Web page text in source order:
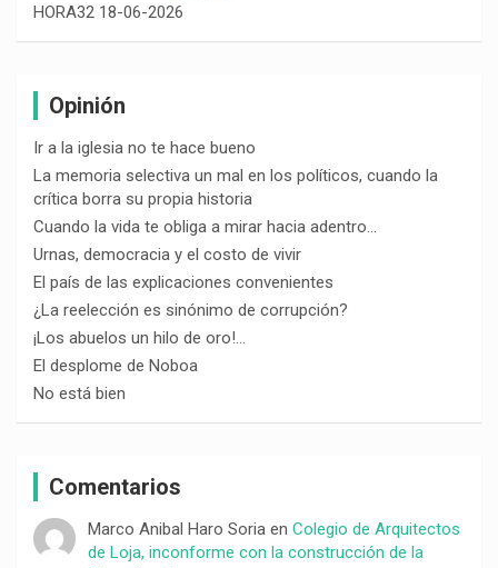
HORA32 18-06-2026
Opinión
Ir a la iglesia no te hace bueno
La memoria selectiva un mal en los políticos, cuando la
crítica borra su propia historia
Cuando la vida te obliga a mirar hacia adentro…
Urnas, democracia y el costo de vivir
El país de las explicaciones convenientes
¿La reelección es sinónimo de corrupción?
¡Los abuelos un hilo de oro!…
El desplome de Noboa
No está bien
Comentarios
Marco Anibal Haro Soriaen Colegio de Arquitectos
de Loja, inconforme con la construcción de la